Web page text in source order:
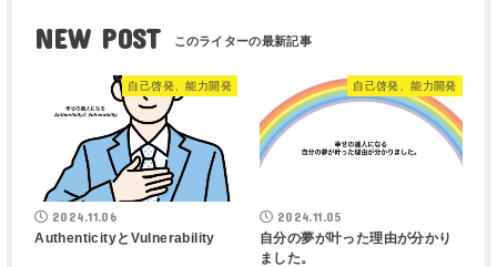
NEW POST
自己啓発、能力開発
2024.11.06
AuthenticityとVulnerability
自己啓発、能力開発
2024.11.05
自分の夢が叶った理由が分かり
ました。